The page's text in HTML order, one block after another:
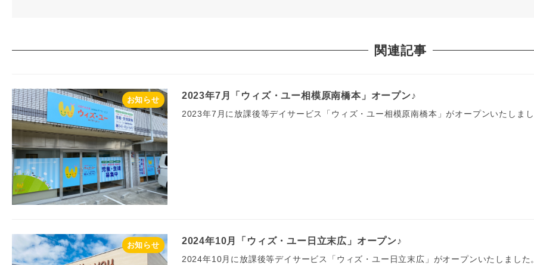
関連記事
お知らせ 2023年7月「ウィズ・ユー相模原南橋本」オープン♪
2023年7月に放課後等デイサービス「ウィズ・ユー相模原南橋本」がオープンいたしま
お知らせ 2024年10月「ウィズ・ユー日立末広」オープン♪
2024年10月に放課後等デイサービス「ウィズ・ユー日立末広」がオープンいたしました